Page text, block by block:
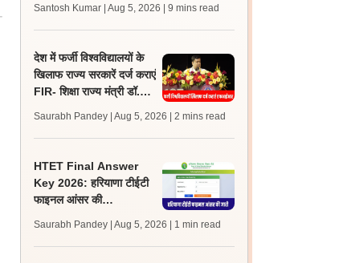
Santosh Kumar | Aug 5, 2026 | 9 mins read
देश में फर्जी विश्वविद्यालयों के
खिलाफ राज्य सरकारें दर्ज कराएं
FIR- शिक्षा राज्य मंत्री डॉ.
Saurabh Pandey | Aug 5, 2026 | 2 mins read
HTET Final Answer
Key 2026: हरियाणा टीईटी
फाइनल आंसर की
Saurabh Pandey | Aug 5, 2026 | 1 min read